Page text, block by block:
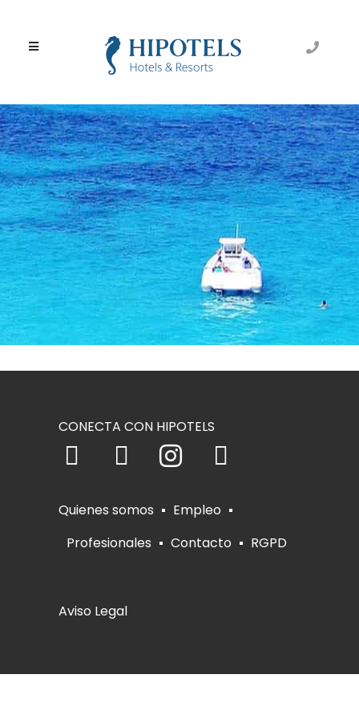
CONECTA CON HIPOTELS
Quienes somos
Empleo
Profesionales
Contacto RGPD
Aviso Legal